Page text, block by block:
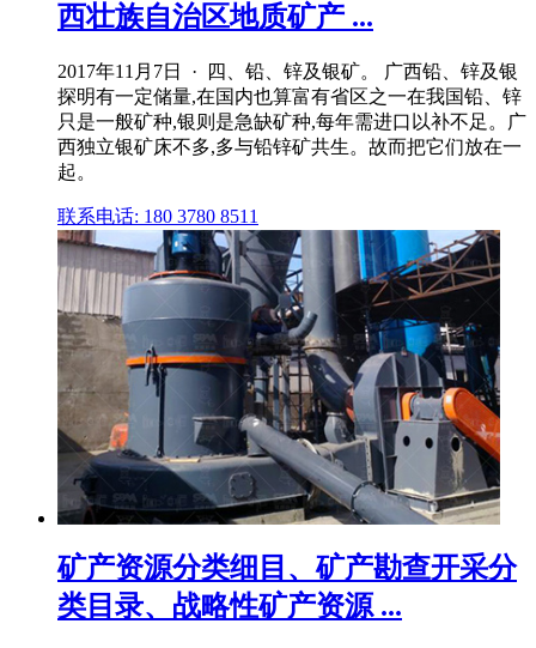
西壮族自治区地质矿产 ...
2017年11月7日 · 四、铅、锌及银矿。 广西铅、锌及银
探明有一定储量,在国内也算富有省区之一在我国铅、锌
只是一般矿种,银则是急缺矿种,每年需进口以补不足。广
西独立银矿床不多,多与铅锌矿共生。故而把它们放在一
起。
联系电话: 180 3780 8511
矿产资源分类细目、矿产勘查开采分
类目录、战略性矿产资源 ...